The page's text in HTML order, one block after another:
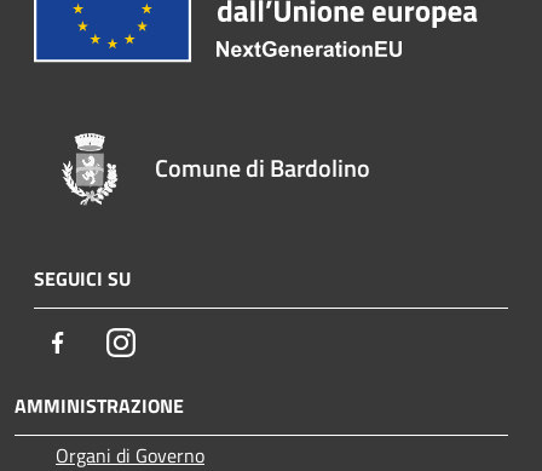
Comune di Bardolino
SEGUICI SU
FacebookInstagram
AMMINISTRAZIONE
Organi di Governo